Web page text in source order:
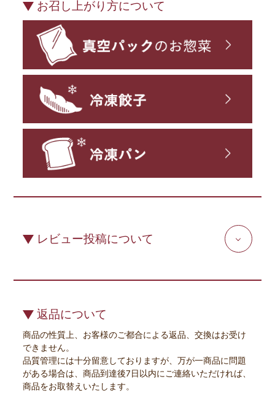
お召し上がり方について
レビュー投稿について
返品について
商品の性質上、お客様のご都合による返品、交換はお受け
できません。
品質管理には十分留意しておりますが、万が一商品に問題
がある場合は、商品到達後7日以内にご連絡いただければ、
商品をお取替えいたします。